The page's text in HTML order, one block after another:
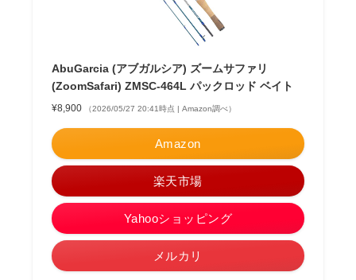
AbuGarcia (アブガルシア) ズームサファリ
(ZoomSafari) ZMSC-464L パックロッド ベイト
¥8,900 （2026/05/27 20:41時点 | Amazon調べ）
Amazon
楽天市場
Yahooショッピング
メルカリ